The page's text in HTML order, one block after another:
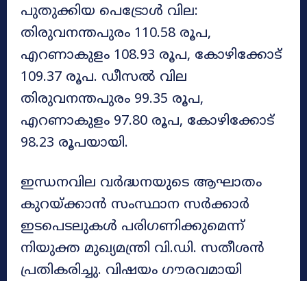
പുതുക്കിയ പെട്രോൾ വില:
തിരുവനന്തപുരം 110.58 രൂപ,
എറണാകുളം 108.93 രൂപ, കോഴിക്കോട്
109.37 രൂപ. ഡീസൽ വില
തിരുവനന്തപുരം 99.35 രൂപ,
എറണാകുളം 97.80 രൂപ, കോഴിക്കോട്
98.23 രൂപയായി.
ഇന്ധനവില വർദ്ധനയുടെ ആഘാതം
കുറയ്ക്കാൻ സംസ്ഥാന സർക്കാർ
ഇടപെടലുകൾ പരിഗണിക്കുമെന്ന്
നിയുക്ത മുഖ്യമന്ത്രി വി.ഡി. സതീശൻ
പ്രതികരിച്ചു. വിഷയം ഗൗരവമായി